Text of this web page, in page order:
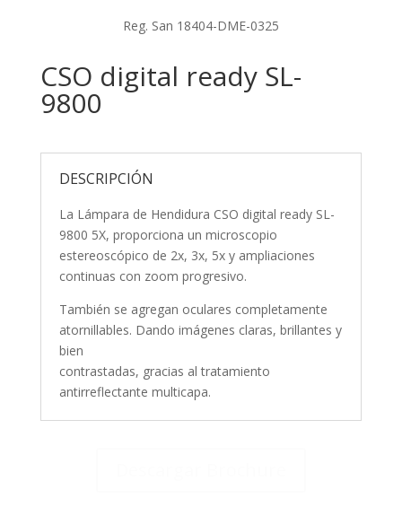
Reg. San 18404-DME-0325
CSO digital ready SL-
9800
DESCRIPCIÓN
La Lámpara de Hendidura CSO digital ready SL-
9800 5X, proporciona un microscopio
estereoscópico de 2x, 3x, 5x y ampliaciones
continuas con zoom progresivo.
También se agregan oculares completamente
atornillables. Dando imágenes claras, brillantes y
bien
contrastadas, gracias al tratamiento
antirreflectante multicapa.